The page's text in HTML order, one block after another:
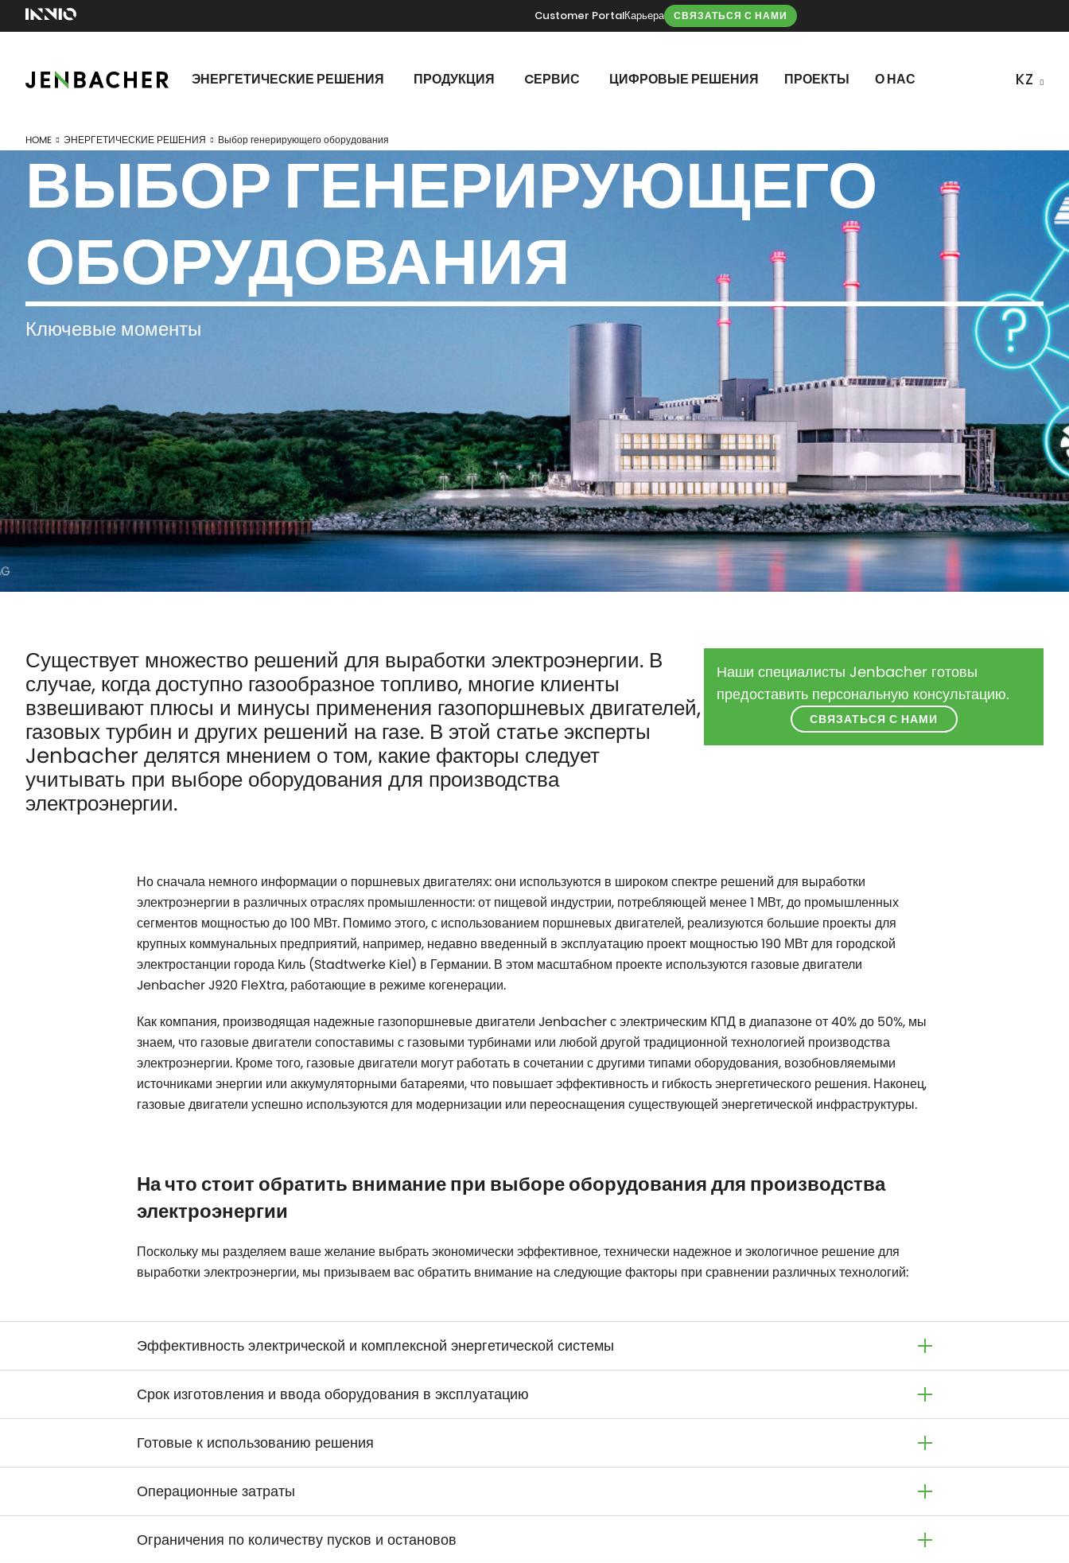
Customer PortalКарьера СВЯЗАТЬСЯ С НАМИ
ЭНЕРГЕТИЧЕСКИЕ РЕШЕНИЯ ПРОДУКЦИЯ CЕРВИС ЦИФРОВЫЕ РЕШЕНИЯ ПРОЕКТЫ О НАС
HOME ЭНЕРГЕТИЧЕСКИЕ РЕШЕНИЯ Выбор генерирующего оборудования
ВЫБОР ГЕНЕРИРУЮЩЕГО
ОБОРУДОВАНИЯ
Ключевые моменты
Существует множество решений для выработки электроэнергии. В
случае, когда доступно газообразное топливо, многие клиенты
взвешивают плюсы и минусы применения газопоршневых двигателей,
газовых турбин и других решений на газе. В этой статье эксперты
Jenbacher делятся мнением о том, какие факторы следует
учитывать при выборе оборудования для производства
электроэнергии.
Наши специалисты Jenbacher готовы
предоставить персональную консультацию.
СВЯЗАТЬСЯ С НАМИ
Но сначала немного информации о поршневых двигателях: они используются в широком спектре решений для выработки
электроэнергии в различных отраслях промышленности: от пищевой индустрии, потребляющей менее 1 МВт, до промышленных
сегментов мощностью до 100 МВт. Помимо этого, с использованием поршневых двигателей, реализуются большие проекты для
крупных коммунальных предприятий, например, недавно введенный в эксплуатацию проект мощностью 190 МВт для городской
электростанции города Киль (Stadtwerke Kiel) в Германии. В этом масштабном проекте используются газовые двигатели
Jenbacher J920 FleXtra, работающие в режиме когенерации.
Как компания, производящая надежные газопоршневые двигатели Jenbacher с электрическим КПД в диапазоне от 40% до 50%, мы
знаем, что газовые двигатели сопоставимы с газовыми турбинами или любой другой традиционной технологией производства
электроэнергии. Кроме того, газовые двигатели могут работать в сочетании с другими типами оборудования, возобновляемыми
источниками энергии или аккумуляторными батареями, что повышает эффективность и гибкость энергетического решения. Наконец,
газовые двигатели успешно используются для модернизации или переоснащения существующей энергетической инфраструктуры.
На что стоит обратить внимание при выборе оборудования для производства
электроэнергии
Поскольку мы разделяем ваше желание выбрать экономически эффективное, технически надежное и экологичное решение для
выработки электроэнергии, мы призываем вас обратить внимание на следующие факторы при сравнении различных технологий:
Эффективность электрической и комплексной энергетической системы
Срок изготовления и ввода оборудования в эксплуатацию
Готовые к использованию решения
Операционные затраты
Ограничения по количеству пусков и остановов